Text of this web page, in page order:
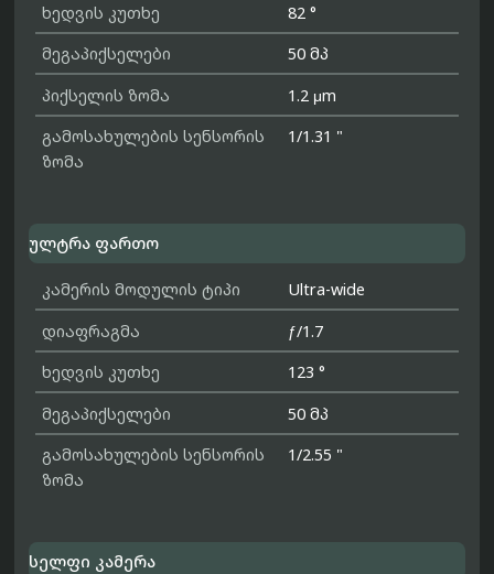
ხედვის კუთხე
82 °
მეგაპიქსელები
50 მპ
პიქსელის ზომა
1.2 μm
გამოსახულების სენსორის
ზომა
1/1.31 "
ულტრა ფართო
კამერის მოდულის ტიპი
Ultra-wide
დიაფრაგმა
ƒ/1.7
ხედვის კუთხე
123 °
მეგაპიქსელები
50 მპ
გამოსახულების სენსორის
ზომა
1/2.55 "
სელფი კამერა